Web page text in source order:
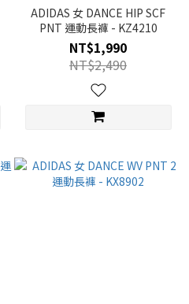
ADIDAS 女 DANCE HIP SCF
PNT 運動長褲 - KZ4210
NT$1,990
NT$2,490